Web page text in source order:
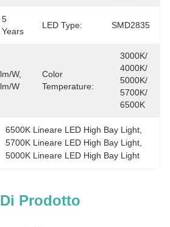
5
Years
LED Type: SMD2835
W,
W
Color
Temperature:
3000K/
4000K/
5000K/
5700K/
6500K
6500K Lineare LED High Bay Light
5700K Lineare LED High Bay Light
5000K Lineare LED High Bay Light
Prodotto